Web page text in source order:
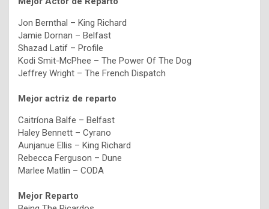
Jon Bernthal – King Richard
Jamie Dornan – Belfast
Shazad Latif – Profile
Kodi Smit-McPhee – The Power Of The Dog
Jeffrey Wright – The French Dispatch
Mejor actriz de reparto
Caitríona Balfe – Belfast
Haley Bennett – Cyrano
Aunjanue Ellis – King Richard
Rebecca Ferguson – Dune
Marlee Matlin – CODA
Mejor Reparto